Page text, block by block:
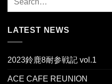
LATEST NEWS
2023鈴鹿8耐参戦記 vol.1
ACE CAFE REUNION